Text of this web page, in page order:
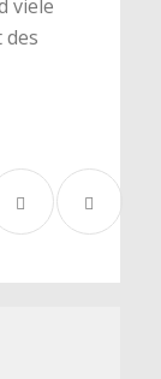
viele